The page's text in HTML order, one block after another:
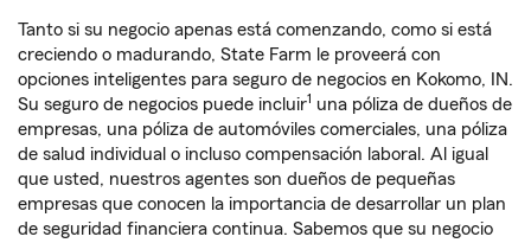
Tanto si su negocio apenas está comenzando, como si está
creciendo o madurando, State Farm le proveerá con
opciones inteligentes para seguro de negocios en Kokomo, IN.
Su seguro de negocios puede incluir1 una póliza de dueños de
empresas, una póliza de automóviles comerciales, una póliza
de salud individual o incluso compensación laboral. Al igual
que usted, nuestros agentes son dueños de pequeñas
empresas que conocen la importancia de desarrollar un plan
de seguridad financiera continua. Sabemos que su negocio